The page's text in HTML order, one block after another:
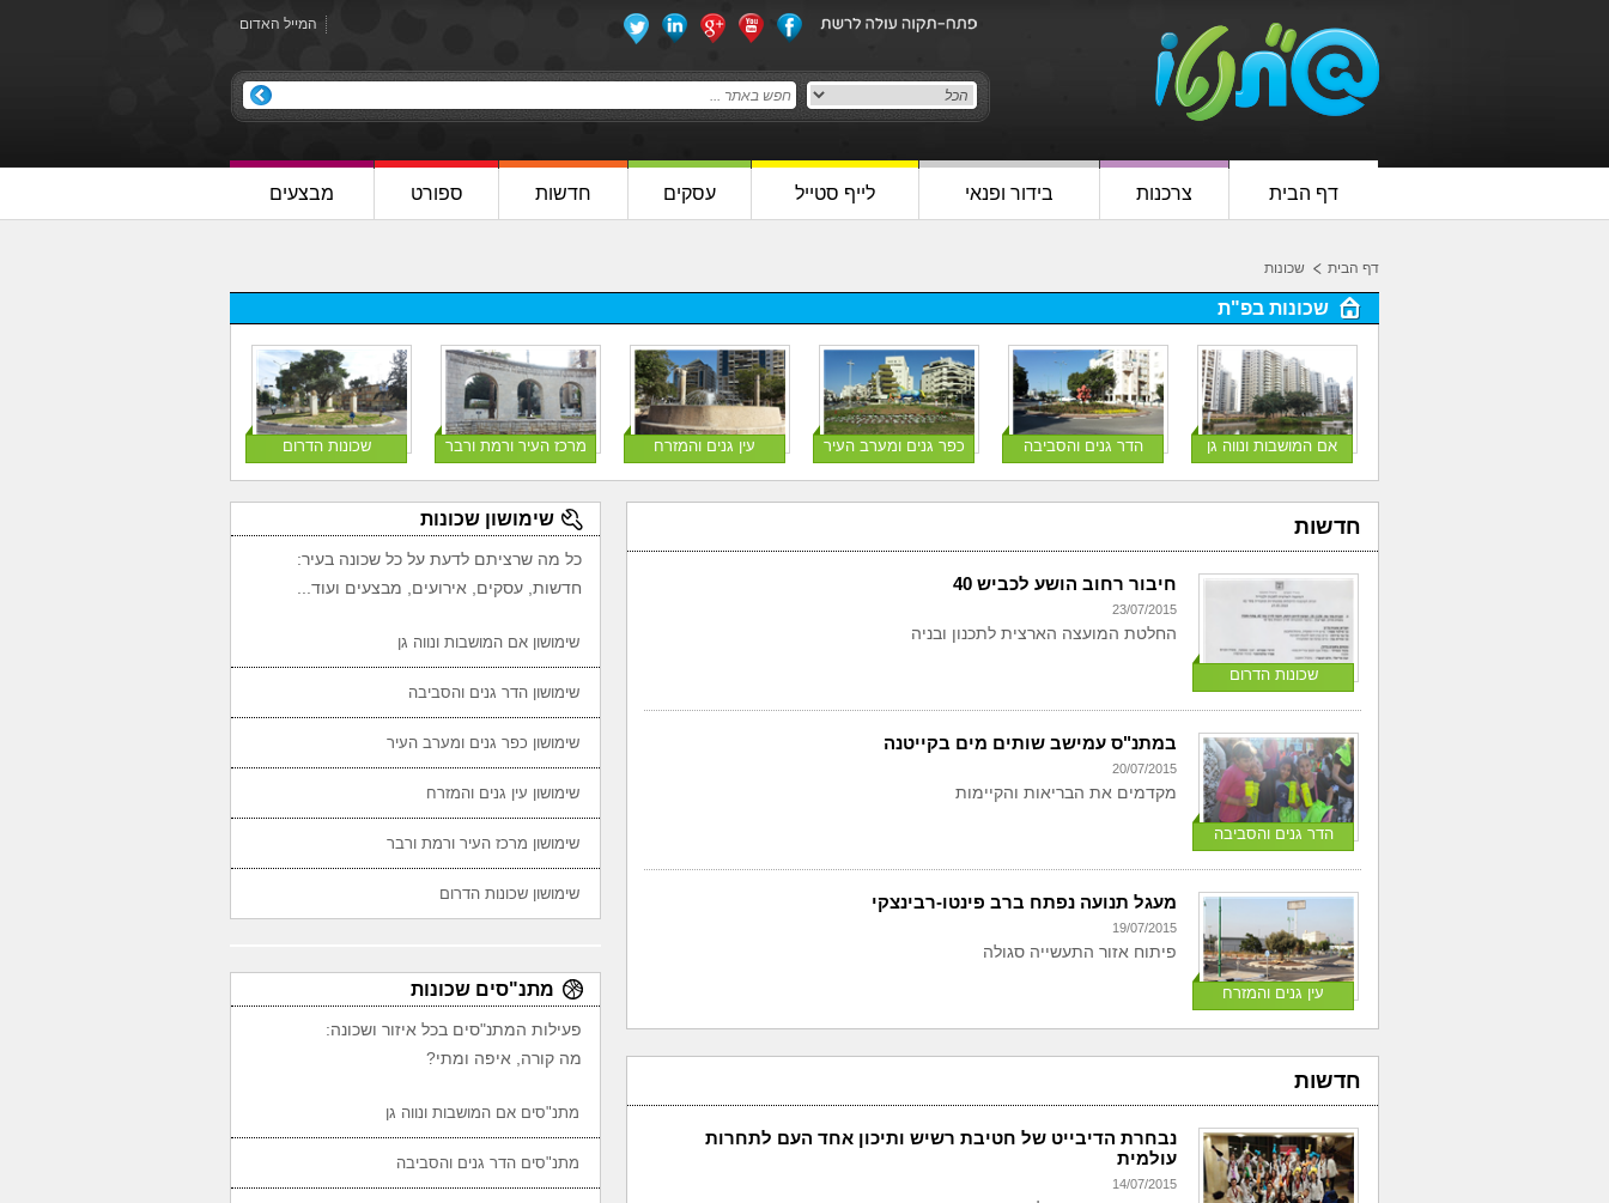
המייל האדום
דף הבית צרכנות בידור ופנאי לייף סטייל עסקים חדשות ספורט מבצעים
דף הבית שכונות
שכונות בפ"ת
אם המושבות ונווה גן הדר גנים והסביבה כפר גנים ומערב העיר עין גנים והמזרח מרכז העיר ורמת ורבר שכונות הדרום
חדשות
שכונות הדרום
חיבור רחוב הושע לכביש 40
23/07/2015
החלטת המועצה הארצית לתכנון ובניה
הדר גנים והסביבה
במתנ"ס עמישב שותים מים בקייטנה
20/07/2015
מקדמים את הבריאות והקיימות
עין גנים והמזרח
מעגל תנועה נפתח ברב פינטו-רבינצקי
19/07/2015
פיתוח אזור התעשייה סגולה
חדשות
נבחרת הדיבייט של חטיבת רשיש ותיכון אחד העם לתחרות
עולמית
14/07/2015
שימושון שכונות
כל מה שרציתם לדעת על כל שכונה בעיר:
חדשות, עסקים, אירועים, מבצעים ועוד...
שימושון אם המושבות ונווה גן
שימושון הדר גנים והסביבה
שימושון כפר גנים ומערב העיר
שימושון עין גנים והמזרח
שימושון מרכז העיר ורמת ורבר
שימושון שכונות הדרום
מתנ"סים שכונות
פעילות המתנ"סים בכל איזור ושכונה:
מה קורה, איפה ומתי?
מתנ"סים אם המושבות ונווה גן
מתנ"סים הדר גנים והסביבה